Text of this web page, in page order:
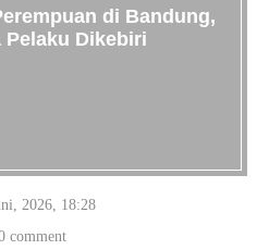
di Bandung,
Pelaku Dikebiri
2026, 18:28
comment